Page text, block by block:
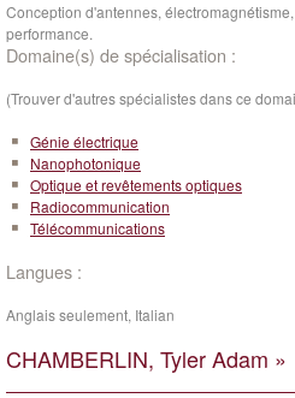
Conception d'antennes,
performance.
Domaine(s) de spécialisation :
(Trouver d'autres spécialistes dans ce
Génie électrique
Nanophotonique
Optique et revêtements optiques
Radiocommunication
Télécommunications
Langues :
Anglais seulement, Italian
CHAMBERLIN, Tyler Adam »